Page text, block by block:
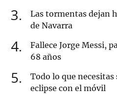
3
Las tormentas dejan
de Navarra
4
Fallece Jorge Messi,
68 años
5
Todo lo que
eclipse con el móvil